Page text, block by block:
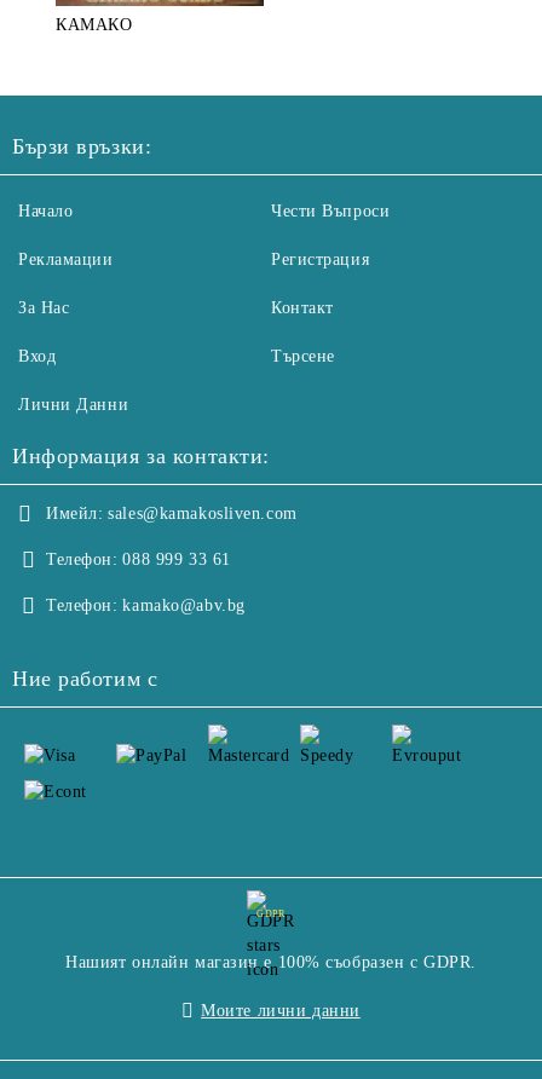
КАМАКО
Бързи връзки:
Начало
Рекламации
За Нас
Вход
Чести Въпроси
Регистрация
Контакт
Търсене
Лични Данни
Информация за контакти:
Имейл: sales@kamakosliven.com
Телефон: 088 999 33 61
Телефон: kamako@abv.bg
Ние работим с
GDPR
Нашият онлайн магазин е 100% съобразен с GDPR.
Моите лични данни